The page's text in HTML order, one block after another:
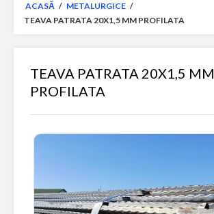
ACASĂ / METALURGICE /
TEAVA PATRATA 20X1,5 MM PROFILATA
TEAVA PATRATA 20X1,5 MM
PROFILATA